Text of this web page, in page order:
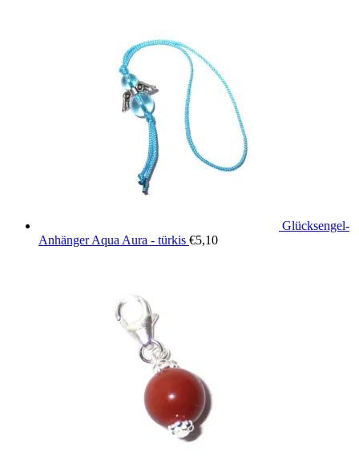
Glücksengel-
Anhänger Aqua Aura - türkis €5,10